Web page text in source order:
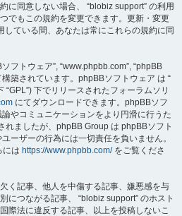
に同意しない場合、 “blobiz support” の利用
でもこの規約を変更できます。更新・変更
している間、あなたは常にこれらの規約に同
フトウェア”, “www.phpbb.com”, “phpBB
構築されています。phpBBソフトウェア は “
“GPL”) 下でリリースされたフォーラムソリ
にてダウンロードできます。phpBBソフ
やコミュニケーションをより円滑に行うた
れましたが、phpBB Group は phpBBソフト
ーザーの行為には一切責任を負いません。
には https://www.phpbb.com/をご覧くださ
く記事、他人を中傷する記事、嫌悪感を与
につながる記事、 “blobiz support” のホスト
際法に違反する記事、以上を投稿しないこ